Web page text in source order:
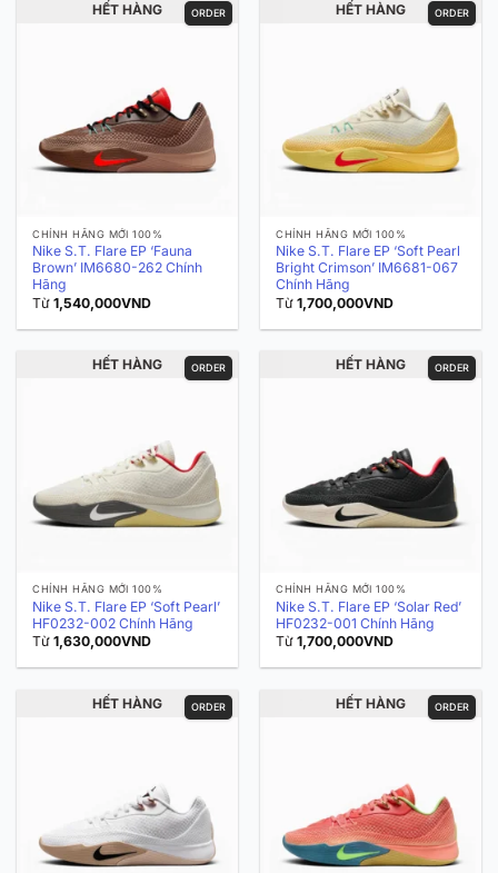
ORDER
HẾT HÀNG
CHÍNH HÃNG MỚI 100%
Nike S.T. Flare EP ‘Fauna
Brown’ IM6680-262 Chính
Hãng
Từ1,540,000VND
ORDER
HẾT HÀNG
CHÍNH HÃNG MỚI 100%
Nike S.T. Flare EP ‘Soft Pearl
Bright Crimson’ IM6681-067
Chính Hãng
Từ1,700,000VND
ORDER
HẾT HÀNG
CHÍNH HÃNG MỚI 100%
Nike S.T. Flare EP ‘Soft Pearl’
HF0232-002 Chính Hãng
Từ1,630,000VND
ORDER
HẾT HÀNG
CHÍNH HÃNG MỚI 100%
Nike S.T. Flare EP ‘Solar Red’
HF0232-001 Chính Hãng
Từ1,700,000VND
ORDER
HẾT HÀNG ORDER
HẾT HÀNG